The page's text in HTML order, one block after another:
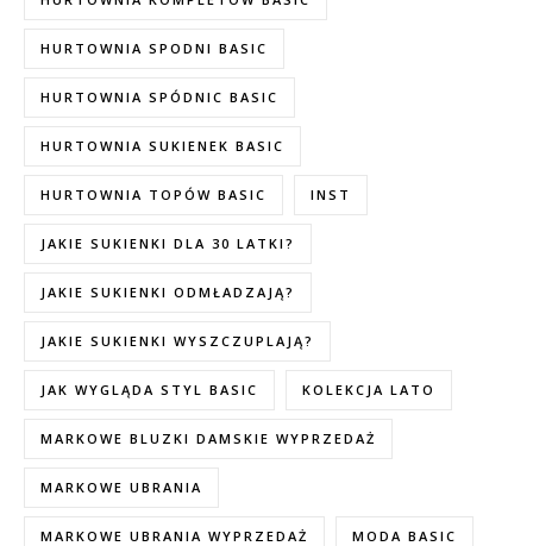
HURTOWNIA SPODNI BASIC
HURTOWNIA SPÓDNIC BASIC
HURTOWNIA SUKIENEK BASIC
HURTOWNIA TOPÓW BASIC INST
JAKIE SUKIENKI DLA 30 LATKI?
JAKIE SUKIENKI ODMŁADZAJĄ?
JAKIE SUKIENKI WYSZCZUPLAJĄ?
JAK WYGLĄDA STYL BASIC KOLEKCJA LATO
MARKOWE BLUZKI DAMSKIE WYPRZEDAŻ
MARKOWE UBRANIA
MARKOWE UBRANIA WYPRZEDAŻ MODA BASIC